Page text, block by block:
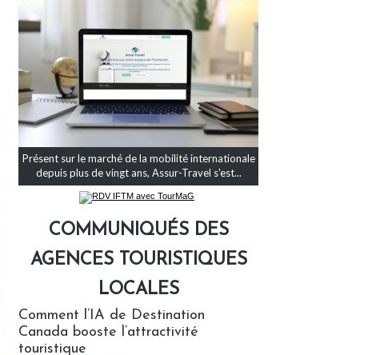
Présent sur le marché de la mobilité internationale
depuis plus de vingt ans, Assur-Travel s'est...
COMMUNIQUÉS DES
AGENCES TOURISTIQUES
LOCALES
Comment l’IA de Destination
Canada booste l’attractivité
touristique